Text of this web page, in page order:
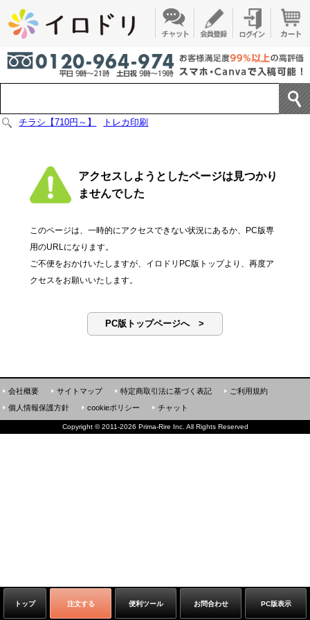
チラシ【710円～】 トレカ印刷
アクセスしようとしたページは見つかり
ませんでした
このページは、一時的にアクセスできない状況にあるか、PC版専
用のURLになります。
ご不便をおかけいたしますが、イロドリPC版トップより、再度ア
クセスをお願いいたします。
PC版トップページへ >
トップ 注文する 便利ツール お問合わせ PC版表示
会社概要 サイトマップ 特定商取引法に基づく表記
ご利用規約
個人情報保護方針
cookieポリシー チャット
Copyright ©2011-2026 Prima-Rire Inc. All Rights Reserved